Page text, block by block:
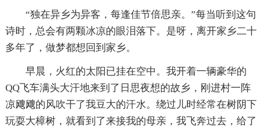
“独在异乡为异客，每逢佳节倍思亲。”每当听到这句
诗时，总会有两颗冰凉的眼泪落下。是呀，离开家乡二十
多年了，做梦都想回到家乡。
早晨，火红的太阳已挂在空中。我开着一辆豪华的
QQ飞车满头大汗地来到了日思夜想的故乡，刚进村一阵
凉飕飕的风吹干了我豆大的汗水。绕过儿时经常在树阴下
玩耍大樟树，就看到了来接我的母亲，我飞奔过去，给了